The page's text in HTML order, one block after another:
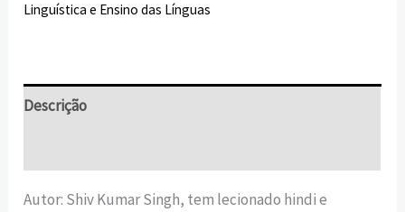
Linguística e Ensino das Línguas
Descrição
Autor: Shiv Kumar Singh, tem lecionado hindi e